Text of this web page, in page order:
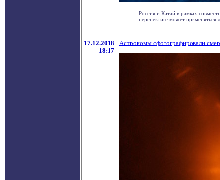
Россия и Китай в рамках
перспективе может применяться
17.12.2018
18:17
Астрономы сфотографировали